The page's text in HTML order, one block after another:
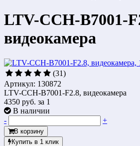
LTV-CCH-B7001-
видеокамера
(31)
Артикул: 130872
LTV-CCH-B7001-F2.8, видеокамера
4350 руб. за 1
В наличии
-
+
В корзину
Купить в 1 клик